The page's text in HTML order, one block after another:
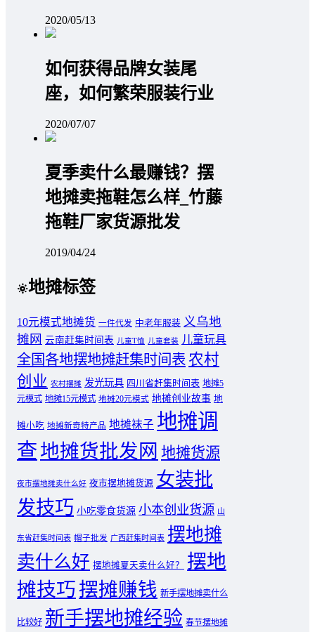
2020/05/13
如何获得品牌女装尾
座，如何繁荣服装行业
2020/07/07
夏季卖什么最赚钱？摆
地摊卖拖鞋怎么样_竹藤
拖鞋厂家货源批发
2019/04/24
地摊标签
10元模式地摊货 一件代发 中老年服装 义乌地
摊网 云南赶集时间表 儿童T恤 儿童套装 儿童玩具
全国各地摆地摊赶集时间表 农村
创业 农村摆摊 发光玩具 四川省赶集时间表 地摊5
元模式 地摊15元模式 地摊20元模式 地摊创业故事 地
摊小吃 地摊新奇特产品 地摊袜子 地摊调
查地摊货批发网 地摊货源
夜市摆地摊卖什么好 夜市摆地摊货源 女装批
发技巧 小吃零食货源 小本创业货源 山
东省赶集时间表 帽子批发 广西赶集时间表 摆地摊
卖什么好 摆地摊夏天卖什么好？
摆地
摊技巧摆摊赚钱 新手摆地摊卖什么
比较好 新手摆地摊经验 春节摆地摊